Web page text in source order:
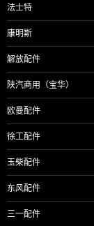
法士特
康明斯
解放配件
陕汽商用（宝华）
欧曼配件
徐工配件
玉柴配件
东风配件
三一配件